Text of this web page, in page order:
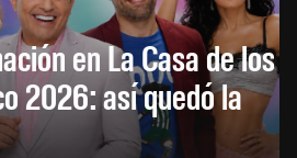
en La Casa de los
2026: así quedó la